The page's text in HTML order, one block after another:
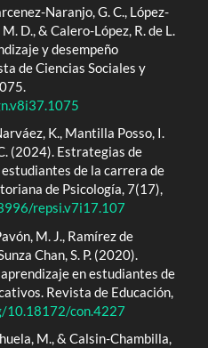
Naranjo, G. C., López-
D., & Calero-López, R. de L.
y desempeño
de Ciencias Sociales y
K., Mantilla Posso, I.
(2024). Estrategias de
de la carrera de
de Psicología, 7(17),
repsi.v7i17.107
M. J., Ramírez de
Chan, S. P. (2020).
en estudiantes de
Revista de Educación,
10.18172/con.4227
M., & Calsin-Chambilla,